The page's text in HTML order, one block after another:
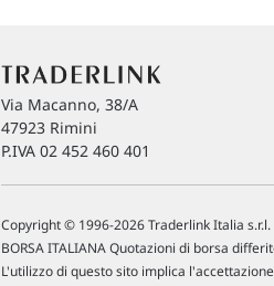
Via Macanno, 38/A
47923 Rimini
P.IVA 02 452 460 401
Copyright © 1996-2026 Traderlink Italia s.r.l.
BORSA ITALIANA Quotazioni di borsa
L'utilizzo di questo sito implica